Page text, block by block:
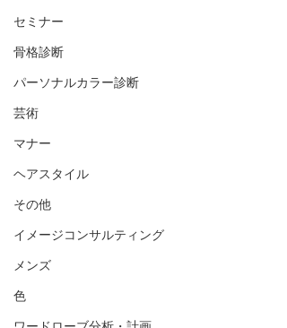
セミナー
骨格診断
パーソナルカラー診断
芸術
マナー
ヘアスタイル
その他
イメージコンサルティング
メンズ
色